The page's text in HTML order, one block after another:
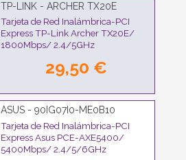
TP-LINK - ARCHER TX20E
Tarjeta de Red Inalámbrica-PCI
Express TP-Link Archer TX20E/
1800Mbps/ 2.4/5GHz
29,50 €
ASUS - 90IG07I0-ME0B10
Tarjeta de Red Inalámbrica-PCI
Express Asus PCE-AXE5400/
5400Mbps/ 2.4/5/6GHz